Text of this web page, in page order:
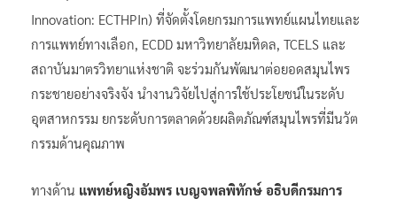
Innovation: ECTHPIn) ที่จัดตั้งโดยกรมการแพทย์แผนไทยและ
การแพทย์ทางเลือก, ECDD มหาวิทยาลัยมหิดล, TCELS และ
สถาบันมาตรวิทยาแห่งชาติ จะร่วมกันพัฒนาต่อยอดสมุนไพร
กระชายอย่างจริงจัง นำงานวิจัยไปสู่การใช้ประโยชน์ในระดับ
อุตสาหกรรม ยกระดับการตลาดด้วยผลิตภัณฑ์สมุนไพรที่มีนวัต
กรรมด้านคุณภาพ
ทางด้าน แพทย์หญิงอัมพร เบญจพลพิทักษ์ อธิบดีกรมการ